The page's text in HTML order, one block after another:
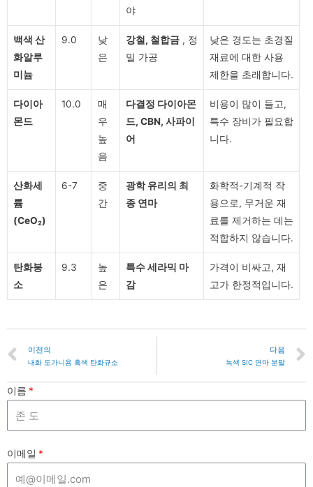
야
백색 산
화알루
미늄
9.0
낮
은
강철, 철합금 , 정
밀 가공
낮은 경도는 초경질
재료에 대한 사용
제한을 초래합니다.
다이아
몬드
10.0
매
우
높
음
다결정 다이아몬
드, CBN, 사파이
어
비용이 많이 들고,
특수 장비가 필요합
니다.
산화세
륨
(CeO₂)
6-7
중
간
광학 유리의 최
종 연마
화학적-기계적 작
용으로, 무거운 재
료를 제거하는 데는
적합하지 않습니다.
탄화붕
소
9.3
높
은
특수 세라믹 마
감
가격이 비싸고, 재
고가 한정적입니다.
이전의
내화 도가니용 흑색 탄화규소
다음
녹색 SIC 연마 분말
이름
이메일